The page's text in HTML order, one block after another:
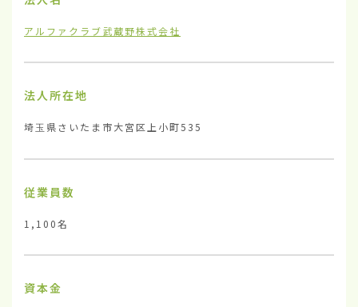
アルファクラブ武蔵野株式会社
法人所在地
埼玉県さいたま市大宮区上小町535
従業員数
1,100名
資本金